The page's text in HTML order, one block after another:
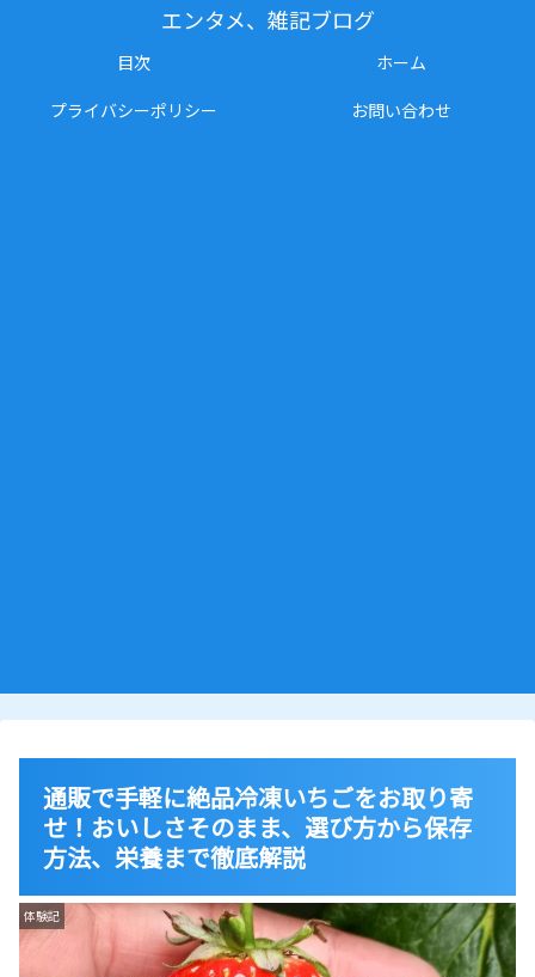
エンタメ、雑記ブログ
目次
ホーム
プライバシーポリシー
お問い合わせ
通販で手軽に絶品冷凍いちごをお取り寄
せ！おいしさそのまま、選び方から保存
方法、栄養まで徹底解説
体験記